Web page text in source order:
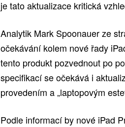
je tato aktualizace kritická
Analytik Mark Spoonauer ze
očekávání kolem nové řady
tento produkt pozvednout po
specifikací se očekává i
provedením a „laptopovým
Podle informací by nové iPad